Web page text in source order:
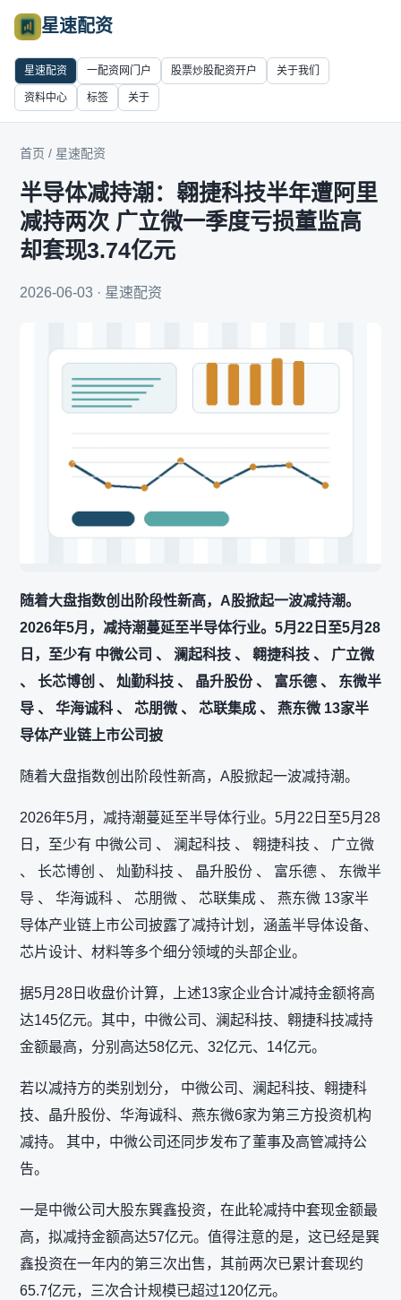
星速配资
星速配资 一配资网门户 股票炒股配资开户 关于我们
资料中心 标签 关于
首页 / 星速配资
半导体减持潮：翱捷科技半年遭阿里
减持两次 广立微一季度亏损董监高
却套现3.74亿元
2026-06-03 · 星速配资
随着大盘指数创出阶段性新高，A股掀起一波减持潮。
2026年5月，减持潮蔓延至半导体行业。5月22日至5月28
日，至少有 中微公司 、 澜起科技 、 翱捷科技 、 广立微
、 长芯博创 、 灿勤科技 、 晶升股份 、 富乐德 、 东微半
导 、 华海诚科 、 芯朋微 、 芯联集成 、 燕东微 13家半
导体产业链上市公司披
随着大盘指数创出阶段性新高，A股掀起一波减持潮。
2026年5月，减持潮蔓延至半导体行业。5月22日至5月28
日，至少有 中微公司 、 澜起科技 、 翱捷科技 、 广立微
、 长芯博创 、 灿勤科技 、 晶升股份 、 富乐德 、 东微半
导 、 华海诚科 、 芯朋微 、 芯联集成 、 燕东微 13家半
导体产业链上市公司披露了减持计划，涵盖半导体设备、
芯片设计、材料等多个细分领域的头部企业。
据5月28日收盘价计算，上述13家企业合计减持金额将高
达145亿元。其中，中微公司、澜起科技、翱捷科技减持
金额最高，分别高达58亿元、32亿元、14亿元。
若以减持方的类别划分， 中微公司、澜起科技、翱捷科
技、晶升股份、华海诚科、燕东微6家为第三方投资机构
减持。 其中，中微公司还同步发布了董事及高管减持公
告。
一是中微公司大股东巽鑫投资，在此轮减持中套现金额最
高，拟减持金额高达57亿元。值得注意的是，这已经是巽
鑫投资在一年内的第三次出售，其前两次已累计套现约
65.7亿元，三次合计规模已超过120亿元。